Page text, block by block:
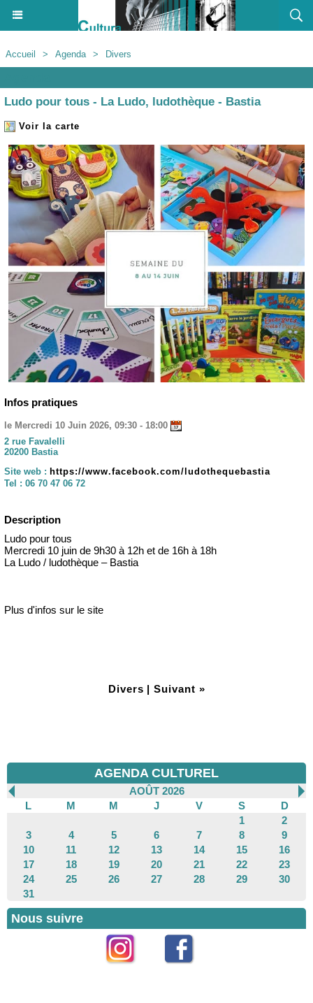
Accueil > Agenda > Divers
Ludo pour tous - La Ludo, ludothèque - Bastia
Voir la carte
Infos pratiques
le Mercredi 10 Juin 2026, 09:30 - 18:00
2 rue Favalelli
20200 Bastia
Site web : https://www.facebook.com/ludothequebastia
Tel : 06 70 47 06 72
Description
Ludo pour tous
Mercredi 10 juin de 9h30 à 12h et de 16h à 18h
La Ludo / ludothèque – Bastia
Plus d'infos sur le site
Divers | Suivant »
AGENDA CULTUREL
AOÛT 2026
L
M M J V S
D
1
2
3
4 5 6 7 8
9
10
11 12 13 14 15
16
17
18 19 20 21 22
23
24
25 26 27 28 29
30
31
Nous suivre